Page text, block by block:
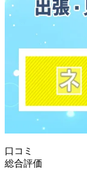
口コミ
総合評価